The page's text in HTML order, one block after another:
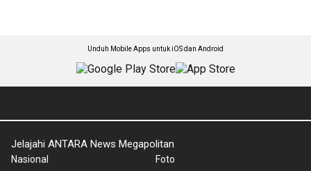
Unduh Mobile Apps untuk iOS dan Android
Jelajahi ANTARA News Megapolitan
Nasional
Foto